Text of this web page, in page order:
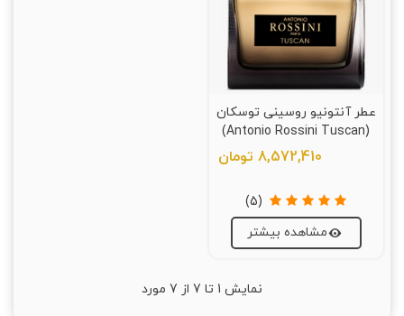
عطر آنتونیو روسینی توسکان
(Antonio Rossini Tuscan)
8,572,410 تومان
(5)
مشاهده بیشتر
نمایش 1 تا 7 از 7 مورد